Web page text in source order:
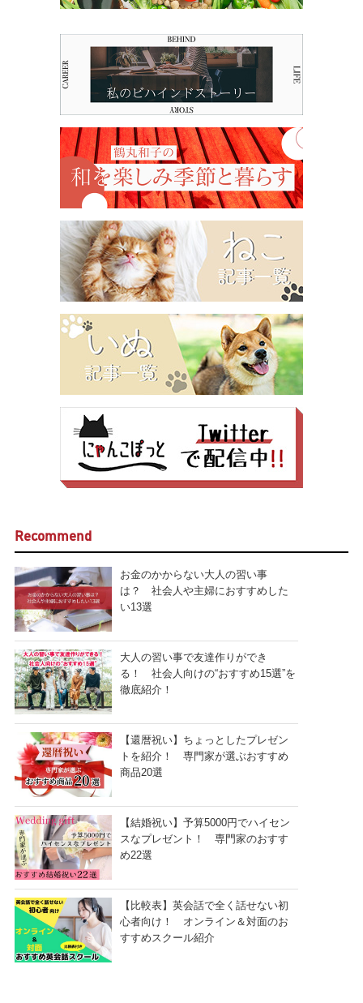
Recommend
お金のかからない大人の習い事
は？ 社会人や主婦におすすめした
い13選
大人の習い事で友達作りができ
る！ 社会人向けの“おすすめ15選”を
徹底紹介！
【還暦祝い】ちょっとしたプレゼン
トを紹介！ 専門家が選ぶおすすめ
商品20選
【結婚祝い】予算5000円でハイセン
スなプレゼント！ 専門家のおすす
め22選
【比較表】英会話で全く話せない初
心者向け！ オンライン＆対面のお
すすめスクール紹介